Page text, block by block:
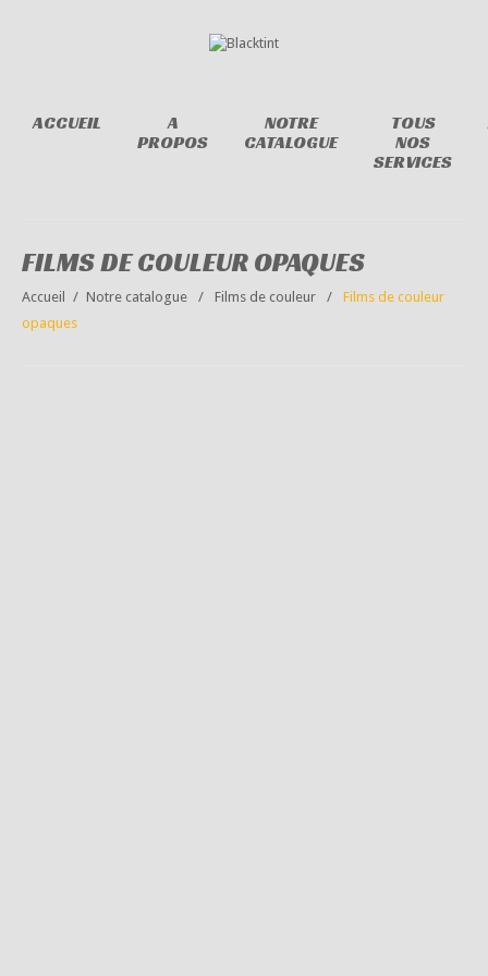
ACCUEIL
A
PROPOS
NOTRE
CATALOGUE
TOUS
NOS
SERVICES
FILMS DE COULEUR OPAQUES
Accueil Notre catalogue Films de couleur
Films de couleur
opaques